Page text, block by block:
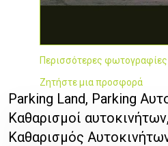
Περισσότερες φωτογραφίες
Ζητήστε μια προσφορά
Parking Land, Parking
Καθαρισμοί
Καθαρισμός